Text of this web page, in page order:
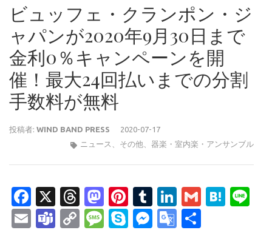
ビュッフェ・クランポン・ジ
ャパンが2020年9月30日まで
金利0％キャンペーンを開
催！最大24回払いまでの分割
手数料が無料
投稿者: WIND BAND PRESS
2020-07-17
ニュース
その他 器楽・室内楽・アンサンブル
Facebook
X Threads
Mastodon
Pinterest
Tumblr
LinkedIn
Gmail
EmailTeams
CopyMessage
SkypeMessenger
Google